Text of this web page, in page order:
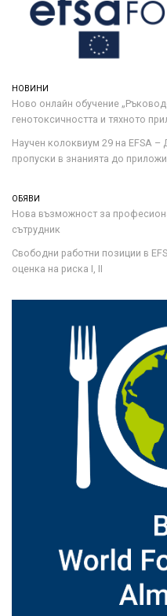
НОВИНИ
Ново онлайн обучение
генотоксичността и тяхното
Научен колоквиум 29 на EFSA
пропуски в знанията до
ОБЯВИ
Нова възможност за
сътрудник
Свободни работни позиции в
оценка на риска I, II